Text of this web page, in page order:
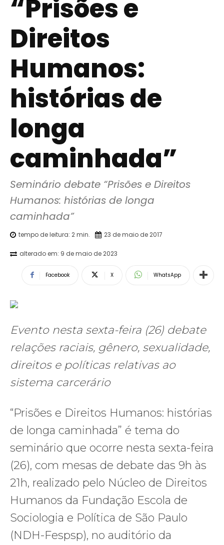
“Prisões e
Direitos
Humanos:
histórias de
longa
caminhada”
Seminário debate “Prisões e Direitos
Humanos: histórias de longa
caminhada”
tempo de leitura: 2min. 23 de maio de 2017
alterado em: 9 de maio de 2023
Facebook X WhatsApp
Evento nesta sexta-feira (26) debate
relações raciais, gênero, sexualidade,
direitos e políticas relativas ao
sistema carcerário
“Prisões e Direitos Humanos: histórias
de longa caminhada” é tema do
seminário que ocorre nesta sexta-feira
(26), com mesas de debate das 9h às
21h, realizado pelo Núcleo de Direitos
Humanos da Fundação Escola de
Sociologia e Política de São Paulo
(NDH-Fespsp), no auditório da